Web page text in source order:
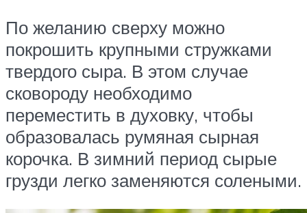
По желанию сверху можно
покрошить крупными стружками
твердого сыра. В этом случае
сковороду необходимо
переместить в духовку, чтобы
образовалась румяная сырная
корочка. В зимний период сырые
грузди легко заменяются солеными.